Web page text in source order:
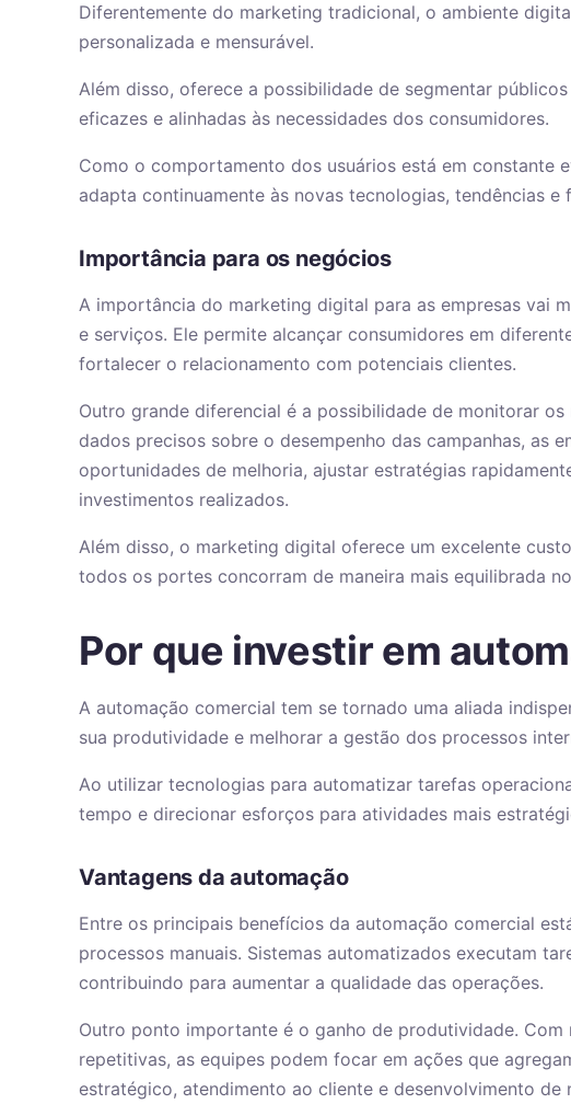
Diferentemente do marketing tradicional, o ambiente
personalizada e mensurável.
Além disso, oferece a possibilidade de segmentar
eficazes e alinhadas às necessidades dos consumidores.
Como o comportamento dos usuários está em constante
adapta continuamente às novas tecnologias, tendências
Importância para os negócios
A importância do marketing digital para as empresas vai
e serviços. Ele permite alcançar consumidores em
fortalecer o relacionamento com potenciais clientes.
Outro grande diferencial é a possibilidade de monitorar
dados precisos sobre o desempenho das campanhas, as
oportunidades de melhoria, ajustar estratégias
investimentos realizados.
Além disso, o marketing digital oferece um excelente
todos os portes concorram de maneira mais equilibrada
Por que investir em
A automação comercial tem se tornado uma aliada
sua produtividade e melhorar a gestão dos processos
Ao utilizar tecnologias para automatizar tarefas
tempo e direcionar esforços para atividades mais
Vantagens da automação
Entre os principais benefícios da automação comercial
processos manuais. Sistemas automatizados executam
contribuindo para aumentar a qualidade das operações.
Outro ponto importante é o ganho de produtividade.
repetitivas, as equipes podem focar em ações que
estratégico, atendimento ao cliente e desenvolvimento de